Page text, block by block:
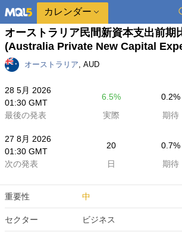
カレンダー
オーストラリア民間新資本支出前期
(Australia Private New Capital
オーストラリア, AUD
28 5月 2026
01:30 GMT
6.5% 0.2%
最後の発表
実際 期待
27 8月 2026
01:30 GMT
20 0.7%
次の発表
日 期待
重要性 中
セクター ビジネス